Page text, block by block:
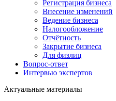
Регистрация бизнеса
Внесение изменений
Ведение бизнеса
Налогообложение
Отчётность
Закрытие бизнеса
Для физлиц
Вопрос-ответ
Интервью экспертов
Актуальные материалы